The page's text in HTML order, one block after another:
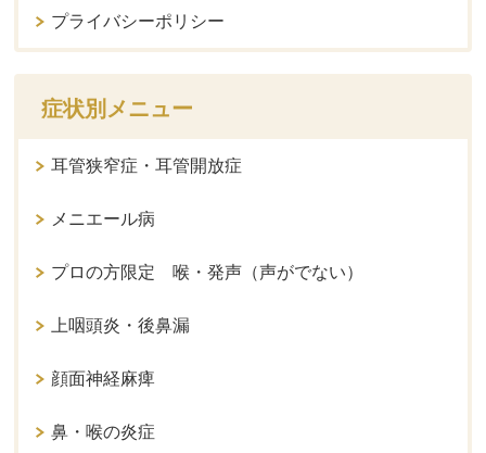
プライバシーポリシー
症状別メニュー
耳管狭窄症・耳管開放症
メニエール病
プロの方限定 喉・発声（声がでない）
上咽頭炎・後鼻漏
顔面神経麻痺
鼻・喉の炎症